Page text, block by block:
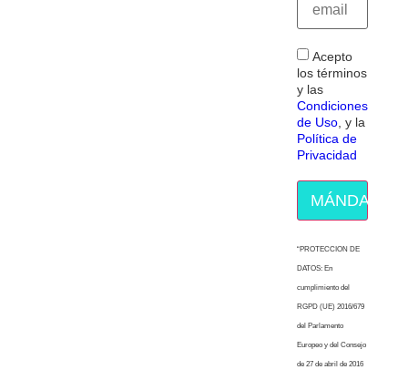
Acepto
los términos
y las
Condiciones
de Uso, y la
Política de
Privacidad
MÁNDAME
“PROTECCION DE
DATOS: En
cumplimiento del
RGPD (UE) 2016/679
del Parlamento
Europeo y del Consejo
de 27 de abril de 2016